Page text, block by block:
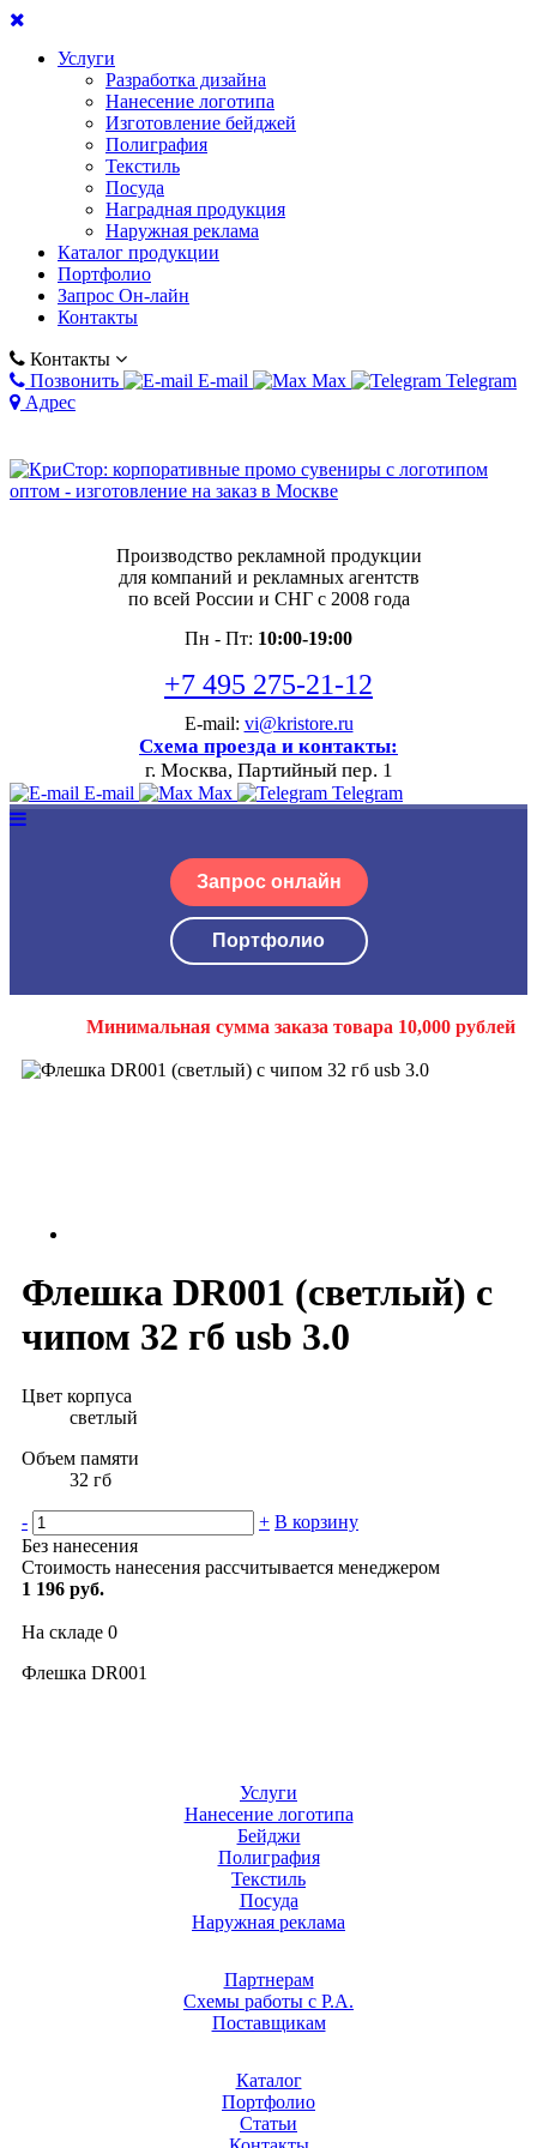
Услуги
Разработка дизайна
Нанесение логотипа
Изготовление бейджей
Полиграфия
Текстиль
Посуда
Наградная продукция
Наружная реклама
Каталог продукции
Портфолио
Запрос Он-лайн
Контакты
Контакты
Позвонить
E-mail Max
Telegram
Адрес
Производство рекламной продукции
для компаний и рекламных агентств
по всей России и СНГ с 2008 года
Пн - Пт: 10:00-19:00
+7 495 275-21-12
E-mail: vi@kristore.ru
Схема проезда и контакты:
г. Москва, Партийный пер. 1
E-mail Max Telegram
Запрос онлайн
Портфолио
Минимальная сумма заказа товара 10,000 рублей
Флешка DR001 (светлый) с
чипом 32 гб usb 3.0
Цвет корпуса
светлый
Объем памяти
32 гб
- + В корзину
Без нанесения
Стоимость нанесения рассчитывается менеджером
1 196 руб.
На складе 0
Флешка DR001
Услуги
Нанесение логотипа
Бейджи
Полиграфия
Текстиль
Посуда
Наружная реклама
Партнерам
Схемы работы с Р.А.
Поставщикам
Каталог
Портфолио
Статьи